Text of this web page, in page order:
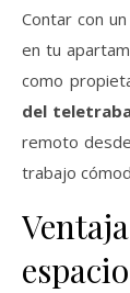
Contar con un
en tu
como
del
remoto
trabajo